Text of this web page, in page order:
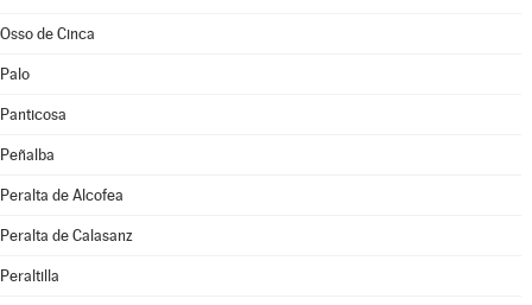
Osso de Cinca
Palo
Panticosa
Peñalba
Peralta de Alcofea
Peralta de Calasanz
Peraltilla